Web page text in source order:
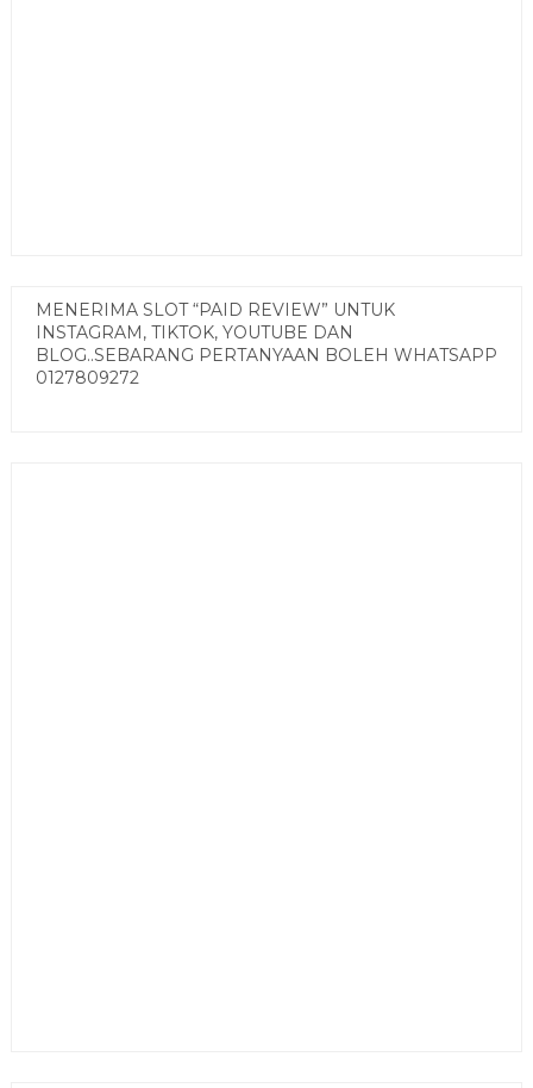
MENERIMA SLOT “PAID REVIEW” UNTUK
INSTAGRAM, TIKTOK, YOUTUBE DAN
BLOG..SEBARANG PERTANYAAN BOLEH WHATSAPP
0127809272